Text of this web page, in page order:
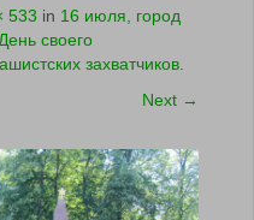
533 in 16 июля, город
своего
захватчиков.
Next →